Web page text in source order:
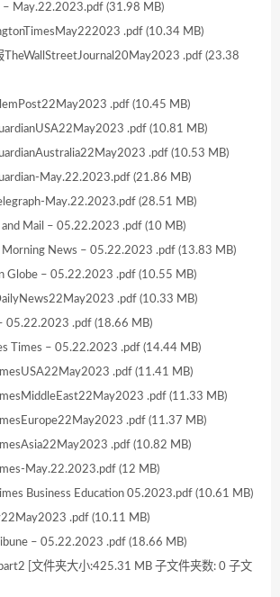
May.22.2023.pdf (31.98 MB)
.pdf (10.34 MB)
.pdf (23.38
.pdf (10.45 MB)
.pdf (10.81 MB)
.pdf (10.53 MB)
May.22.2023.pdf (21.86 MB)
May.22.2023.pdf (28.51 MB)
Mail – 05.22.2023 .pdf (10 MB)
News – 05.22.2023 .pdf (13.83 MB)
Globe – 05.22.2023 .pdf (10.55 MB)
.pdf (10.33 MB)
05.22.2023 .pdf (18.66 MB)
Times – 05.22.2023 .pdf (14.44 MB)
.pdf (11.41 MB)
.pdf (11.33 MB)
.pdf (11.37 MB)
.pdf (10.82 MB)
May.22.2023.pdf (12 MB)
Business Education 05.2023.pdf (10.61 MB)
.pdf (10.11 MB)
– 05.22.2023 .pdf (18.66 MB)
[文件夹大小:425.31 MB 子文件夹数: 0 子文